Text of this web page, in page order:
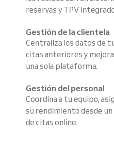
reservas y TPV
Gestión de la clientela
Centraliza los datos de
citas anteriores y
una sola plataforma.
Gestión del personal
Coordina a tu equipo,
su rendimiento desde
de citas online.